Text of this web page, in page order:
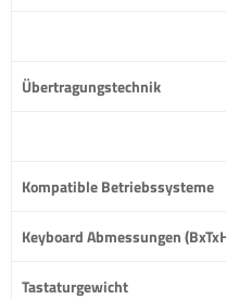
Übertragungstechnik
Kompatible Betriebssysteme
Keyboard Abmessungen
Tastaturgewicht